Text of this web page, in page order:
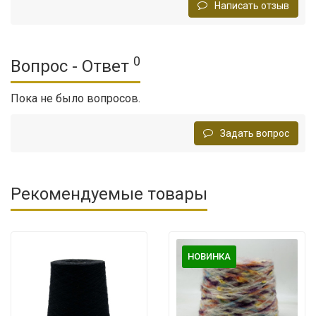
Написать отзыв
Вопрос - Ответ 0
Пока не было вопросов.
Задать вопрос
Рекомендуемые товары
НОВИНКА